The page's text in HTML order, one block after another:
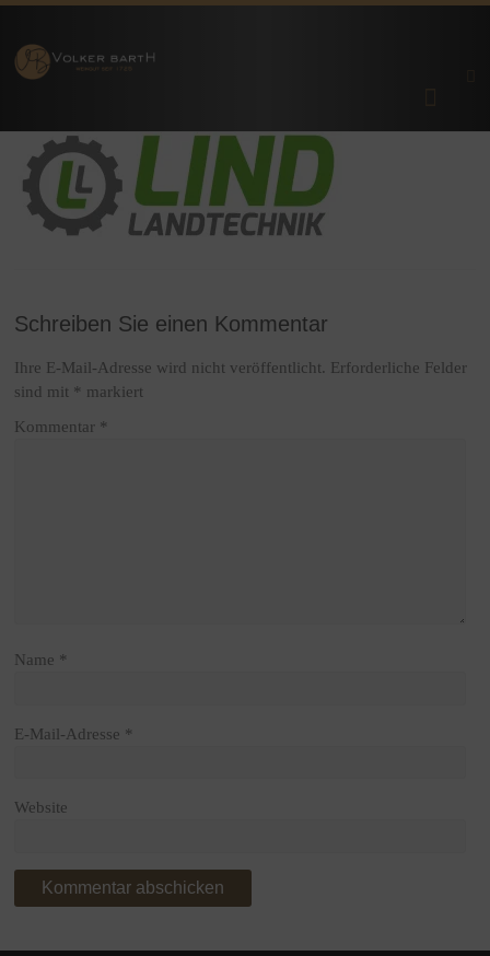
springen
Weingut
Barth
Prämierte
Premium-
| Lonsheim
bei Alzey
Schreiben Sie einen Kommentar
Ihre E-Mail-Adresse wird nicht veröffentlicht. Erforderliche Felder
sind mit * markiert
Kommentar *
Name *
E-Mail-Adresse *
Website